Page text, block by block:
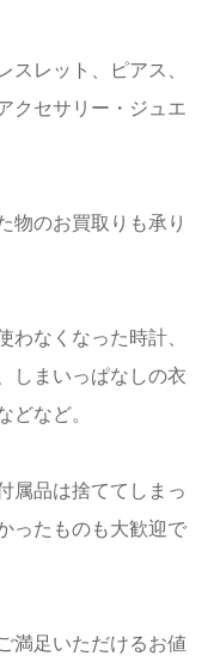
スレット、ピアス、
クセサリー・ジュエ
物のお買取りも承り
わなくなった時計、
しまいっぱなしの衣
どなど。
属品は捨ててしまっ
ったものも大歓迎で
満足いただけるお値